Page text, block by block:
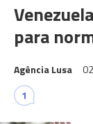
para
Agência Lusa
1